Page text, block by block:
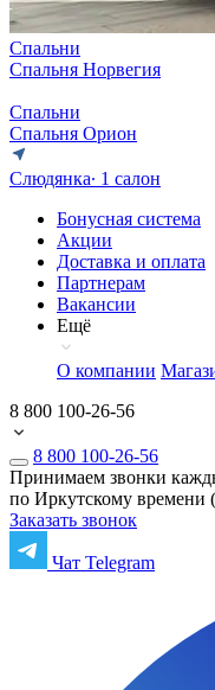
Спальни
Спальня Норвегия
Спальни
Спальня Орион
Слюдянка∙ 1 салон
Бонусная система
Акции
Доставка и оплата
Партнерам
Вакансии
Ещё
О компании
8 800 100-26-56
8 800 100-26-56
Принимаем звонки
по Иркутскому времени
Заказать звонок
Чат Telegram